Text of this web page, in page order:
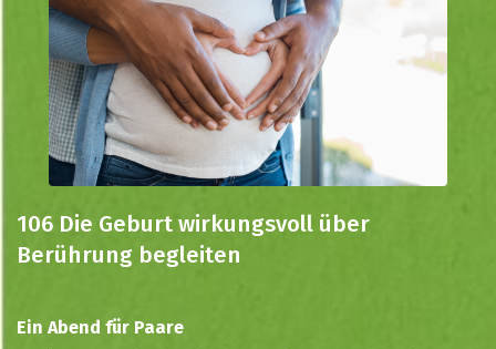
106 Die Geburt wirkungsvoll über
Berührung begleiten
Ein Abend für Paare